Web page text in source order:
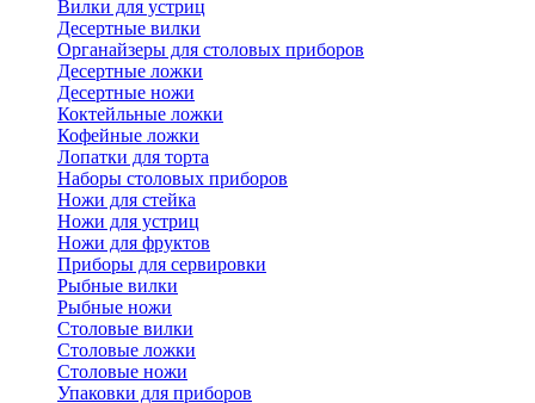
Вилки для устриц
Десертные вилки
Органайзеры для столовых приборов
Десертные ложки
Десертные ножи
Коктейльные ложки
Кофейные ложки
Лопатки для торта
Наборы столовых приборов
Ножи для стейка
Ножи для устриц
Ножи для фруктов
Приборы для сервировки
Рыбные вилки
Рыбные ножи
Столовые вилки
Столовые ложки
Столовые ножи
Упаковки для приборов